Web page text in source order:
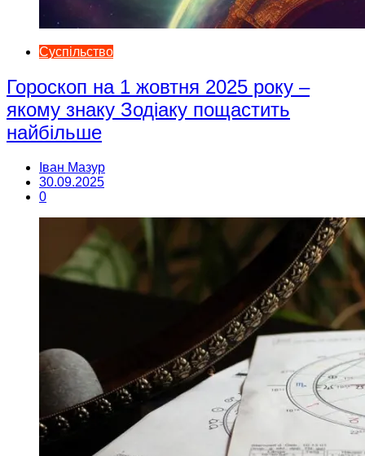
Суспільство
Гороскоп на 1 жовтня 2025 року –
якому знаку Зодіаку пощастить
найбільше
Іван Мазур
30.09.2025
0